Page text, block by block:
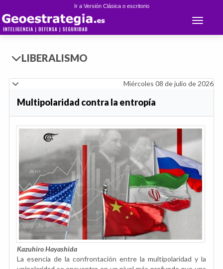
Ir a Versión Clásica o escritorio
Toggle
LIBERALISMO
Miércoles 08 de julio de 2026
Multipolaridad contra la entropía
Kazuhiro Hayashida
La esencia de la confrontación entre la multipolaridad y la